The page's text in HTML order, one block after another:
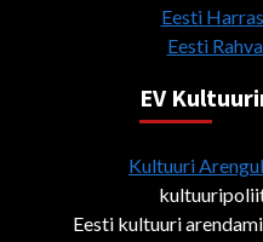
Eesti
Eesti
EV
Kultuuri
Eesti kultuuri